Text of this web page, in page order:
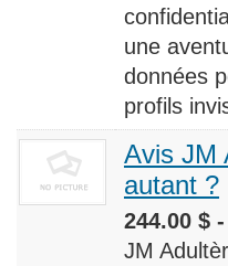
une
données
profils
Avis JM
autant ?
244.00 $
JM